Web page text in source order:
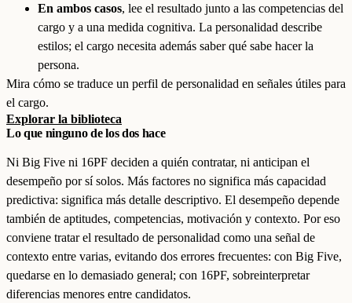
En ambos casos, lee el resultado junto a las competencias del
cargo y a una medida cognitiva. La personalidad describe
estilos; el cargo necesita además saber qué sabe hacer la
persona.
Mira cómo se traduce un perfil de personalidad en señales útiles para
el cargo.
Explorar la biblioteca
Lo que ninguno de los dos hace
Ni Big Five ni 16PF deciden a quién contratar, ni anticipan el
desempeño por sí solos. Más factores no significa más capacidad
predictiva: significa más detalle descriptivo. El desempeño depende
también de aptitudes, competencias, motivación y contexto. Por eso
conviene tratar el resultado de personalidad como una señal de
contexto entre varias, evitando dos errores frecuentes: con Big Five,
quedarse en lo demasiado general; con 16PF, sobreinterpretar
diferencias menores entre candidatos.